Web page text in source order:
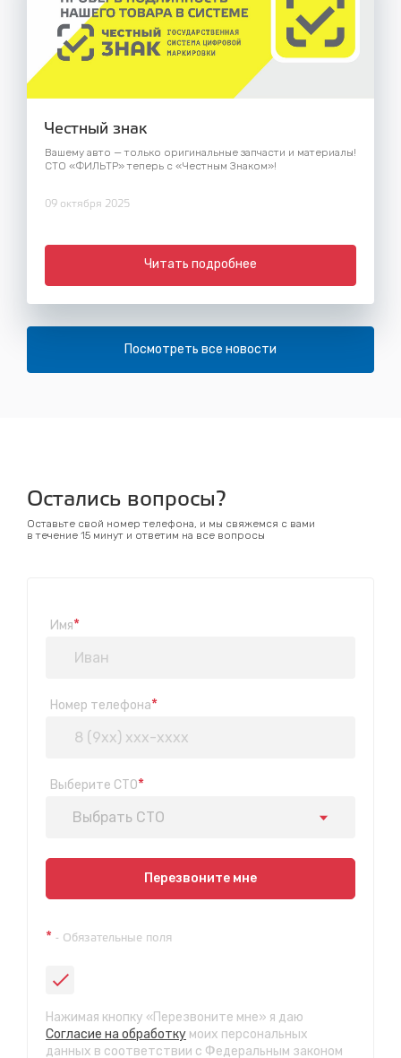
Честный знак
Вашему авто — только оригинальные запчасти и материалы!
СТО «ФИЛЬТР» теперь с «Честным Знаком»!
09 октября 2025
Читать подробнее
Посмотреть все новости
Остались вопросы?
Оставьте свой номер телефона, и мы свяжемся с вами
в течение 15 минут и ответим на все вопросы
Имя*
Номер телефона*
Выберите СТО*
Выбрать СТО
Показать на карте
ул. Пригородная 1/1 (при выезде из города в сторону
СТО "Байкальская"
ул.Байкальская, 58г
с 7.00 до 23.30, без выходных
Перезвоните мне
* - Обязательные поля
Нажимая кнопку «Перезвоните мне» я даю
Согласие на обработку моих персональных
данных в соответствии с Федеральным законом